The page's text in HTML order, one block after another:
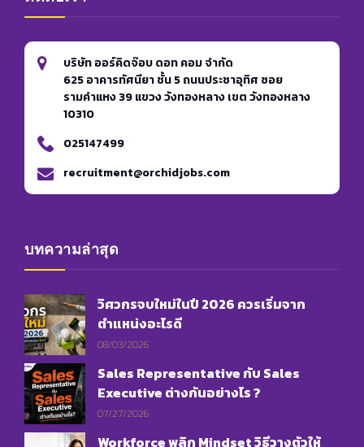
บริษัท ออร์คิดจ๊อบ ดอท คอม จำกัด
625 อาคารทัศนียา ชั้น 5 ถนนประชาอุทิศ ซอย
รามคำแหง 39 แขวง วังทองหลาง เขต วังทองหลาง
10310
025147499
recruitment@orchidjobs.com
บทความล่าสุด
วิศวกรจบใหม่ในปี 2026 ควรเริ่มจาก
ตำแหน่งอะไรดี
08/03/2026
Sales Representative กับ Sales
Executive ต่างกันอย่างไร ?
07/27/2026
Workforce พลิก Mindset วิธีวางตัวให้